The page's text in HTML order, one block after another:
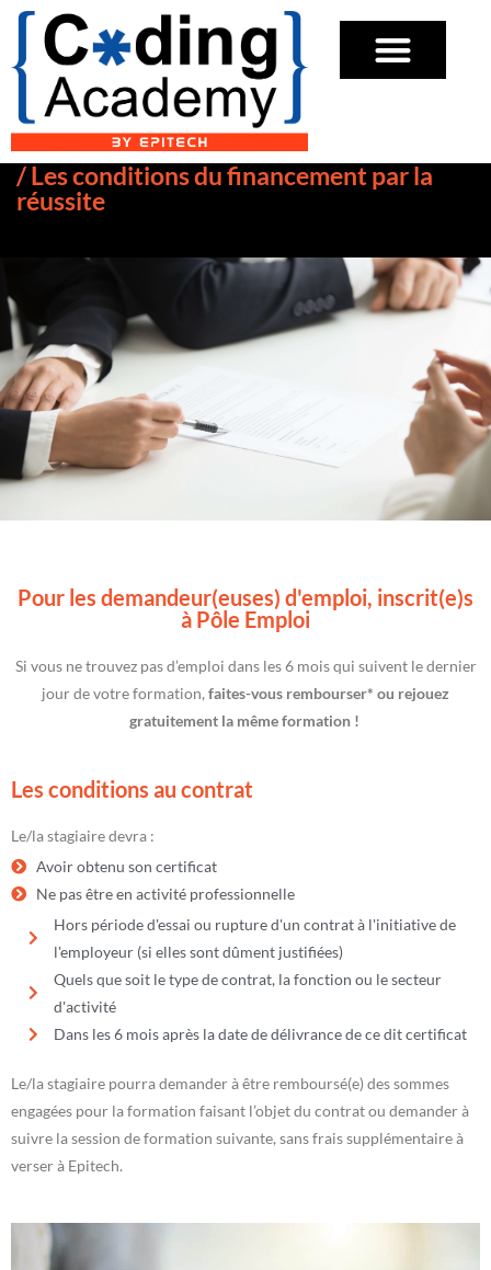
/ Les conditions du financement par la
réussite
Pour les demandeur(euses) d'emploi, inscrit(e)s
à Pôle Emploi
Si vous ne trouvez pas d’emploi dans les 6 mois qui suivent le dernier
jour de votre formation, faites-vous rembourser* ou rejouez
gratuitement la même formation !
Les conditions au contrat
Le/la stagiaire devra :
Avoir obtenu son certificat
Ne pas être en activité professionnelle
Hors période d'essai ou rupture d'un contrat à l'initiative de
l'employeur (si elles sont dûment justifiées)
Quels que soit le type de contrat, la fonction ou le secteur
d'activité
Dans les 6 mois après la date de délivrance de ce dit certificat
Le/la stagiaire pourra demander à être remboursé(e) des sommes
engagées pour la formation faisant l’objet du contrat ou demander à
suivre la session de formation suivante, sans frais supplémentaire à
verser à Epitech.